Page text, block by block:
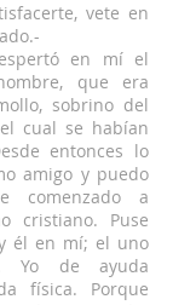
vete en
en mí el
que era
sobrino del
cual se habían
entonces lo
amigo y puedo
a
cristiano. Puse
él en mí; el uno
Yo de ayuda
física. Porque